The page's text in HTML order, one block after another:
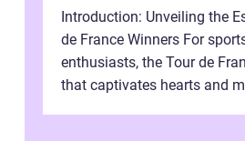
Introduction: Unveiling the
de France Winners For
enthusiasts, the Tour de
that captivates hearts and